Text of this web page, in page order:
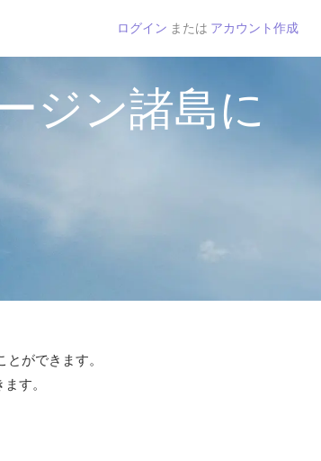
ログイン または アカウント作成
ジン諸島に
ができます。
す。